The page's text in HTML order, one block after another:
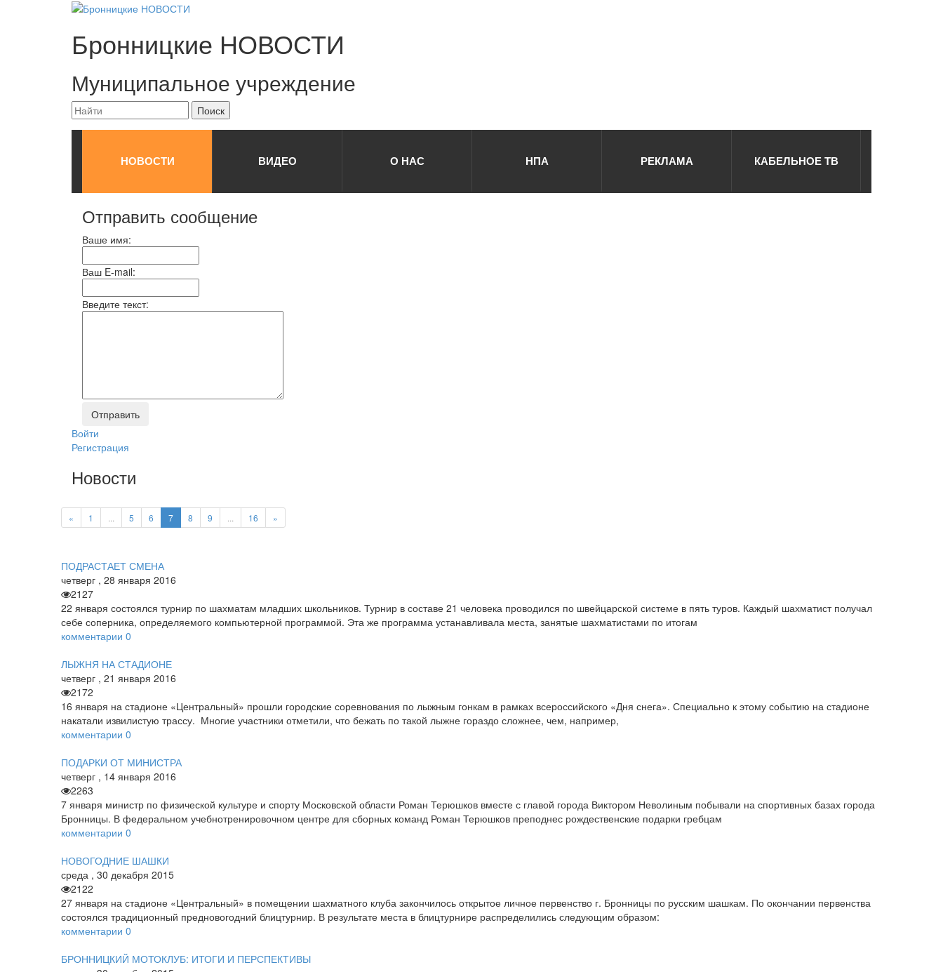
Бронницкие НОВОСТИ
Муниципальное учреждение
НОВОСТИ ВИДЕО О НАС НПА РЕКЛАМА КАБЕЛЬНОЕ ТВ
Отправить сообщение
Ваше имя:
Ваш E-mail:
Введите текст:
Войти
Регистрация
Новости
« 1 5 6 7 8 9 16 »
ПОДРАСТАЕТ СМЕНА
четверг , 28 января 2016
2127
22 января состоялся турнир по шахматам младших школьников. Турнир в составе 21 человека проводился по швейцарской системе в пять туров. Каждый шахматист получал
себе соперника, определяемого компьютерной программой. Эта же программа устанавливала места, занятые шахматистами по итогам
комментарии 0
ЛЫЖНЯ НА СТАДИОНЕ
четверг , 21 января 2016
2172
16 января на стадионе «Центральный» прошли городские соревнования по лыжным гонкам в рамках всероссийского «Дня снега». Специально к этому событию на стадионе
накатали извилистую трассу. Многие участники отметили, что бежать по такой лыжне гораздо сложнее, чем, например,
комментарии 0
ПОДАРКИ ОТ МИНИСТРА
четверг , 14 января 2016
2263
7 января министр по физической культуре и спорту Московской области Роман Терюшков вместе с главой города Виктором Неволиным побывали на спортивных базах города
Бронницы. В федеральном учебно­тренировочном центре для сборных команд Роман Терюшков преподнес рождественские подарки гребцам
комментарии 0
НОВОГОДНИЕ ШАШКИ
среда , 30 декабря 2015
2122
27 января на стадионе «Центральный» в помещении шахматного клуба закончилось открытое личное первенство г. Бронницы по русским шашкам. По окончании первенства
состоялся традиционный предновогодний блиц­турнир. В результате места в блиц­турнире распределились следующим образом:
комментарии 0
БРОННИЦКИЙ МОТОКЛУБ: ИТОГИ И ПЕРСПЕКТИВЫ